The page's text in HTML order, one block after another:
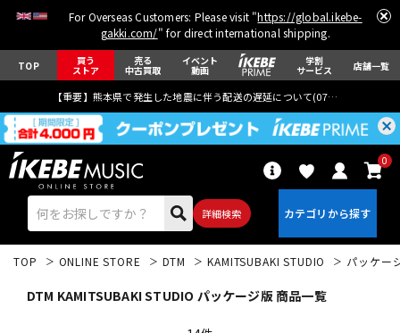
For Overseas Customers: Please visit "https://global.ikebe-
gakki.com/" for direct international shipping.
TOP 買う
ストア
売る
中古買取
イベント
動画
学割
サービス 店舗一覧
【重要】熊本県で発生した地震に伴う配送の遅延について(07月29日
詳細検索
0
TOP ONLINE STORE DTM KAMITSUBAKI STUDIO パッケー
DTM KAMITSUBAKI STUDIO パッケージ版 商品一覧